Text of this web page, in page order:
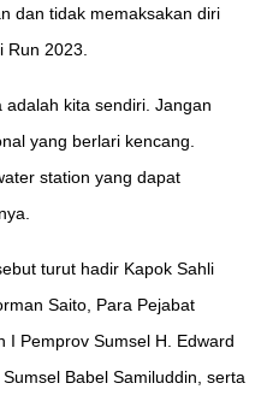
dan tidak memaksakan diri
Run 2023.
kita sendiri. Jangan
yang berlari kencang.
station yang dapat
turut hadir Kapok Sahli
Saito, Para Pejabat
I Pemprov Sumsel H. Edward
Babel Samiluddin, serta